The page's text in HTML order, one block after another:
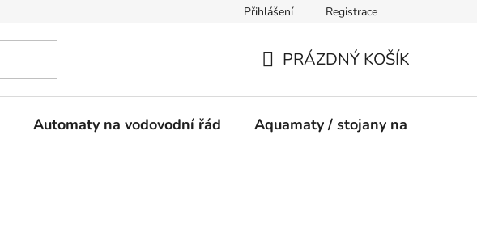
Přihlášení Registrace
KOŠÍK
PRÁZDNÝ KOŠÍK
Automaty na vodovodní řád Aquamaty / stojany na vodu